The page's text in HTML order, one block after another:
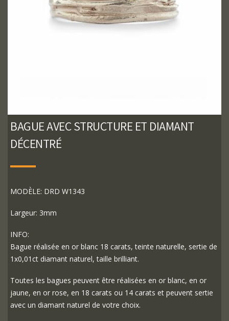
BAGUE AVEC STRUCTURE ET DIAMANT
DÉCENTRÉ
MODÈLE: DRD W1343
Largeur: 3mm
INFO:
Bague réalisée en or blanc 18 carats, teinte naturelle, sertie de
1x0,01ct diamant naturel, taille brilliant.
Toutes les bagues peuvent être réalisées en or blanc, en or
jaune, en or rose, en 18 carats ou 14 carats et peuvent sertie
avec un diamant naturel de votre choix.